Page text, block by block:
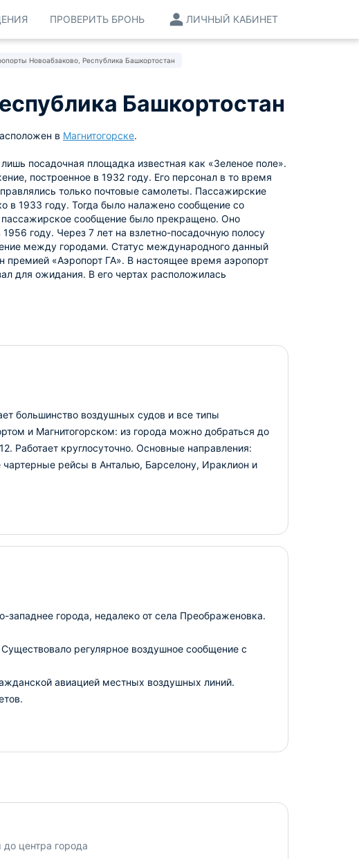
ЛИЧНЫЙ КАБИНЕТ
ПРОВЕРИТЬ БРОНЬ
Новоабзаково, Республика Башкортостан
Башкортостан
в Магнитогорске.
посадочная площадка известная как «Зеленое поле».
построенное в 1932 году. Его персонал в то время
только почтовые самолеты. Пассажирские
в 1933 году. Тогда было налажено сообщение со
сообщение было прекращено. Оно
году. Через 7 лет на взлетно-посадочную полосу
между городами. Статус международного данный
премией «Аэропорт ГА». В настоящее время аэропорт
для ожидания. В его чертах расположилась
большинство воздушных судов и все типы
и Магнитогорском: из города можно добраться до
круглосуточно. Основные направления:
рейсы в Анталью, Барселону, Ираклион и
западнее города, недалеко от села Преображеновка.
регулярное воздушное сообщение с
авиацией местных воздушных линий.
центра города